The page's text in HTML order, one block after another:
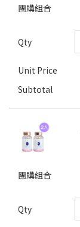
團購組合
Qty
Unit Price
Subtotal
團購組合
Qty